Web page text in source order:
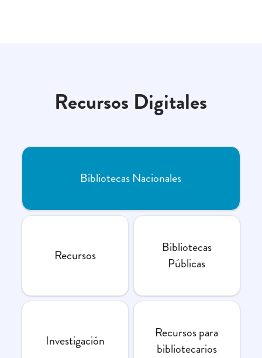
Recursos Digitales
Bibliotecas Nacionales
Recursos
Bibliotecas
Públicas
Investigación
Recursos para
bibliotecarios